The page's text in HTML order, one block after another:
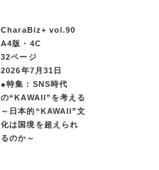
CharaBiz+ vol.90
A4版・4C
32ページ
2026年7月31日
●特集：SNS時代
の“KAWAII”を考える
～日本的“KAWAII”文
化は国境を超えられ
るのか～